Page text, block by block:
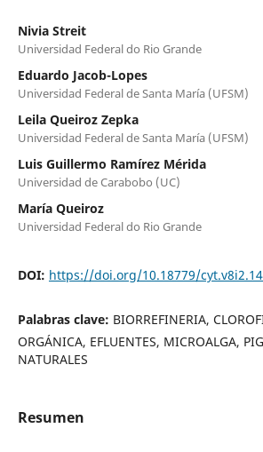
Nivia Streit
Universidad Federal do Rio Grande
Eduardo Jacob-Lopes
Universidad Federal de Santa María (UFSM)
Leila Queiroz Zepka
Universidad Federal de Santa María (UFSM)
Luis Guillermo Ramírez Mérida
Universidad de Carabobo (UC)
María Queiroz
Universidad Federal do Rio Grande
DOI: https://doi.org/10.18779/
Palabras clave: BIORREFINERIA,
ORGÁNICA, EFLUENTES, MICROALGA,
NATURALES
Resumen